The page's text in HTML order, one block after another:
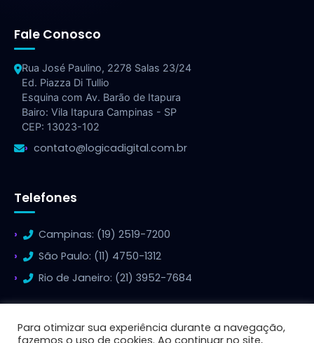
Fale Conosco
Rua José Paulino, 2278 Salas 23/24
Ed. Piazza Di Tullio
Esquina com Av. Barão de Itapura
Bairo: Vila Itapura Campinas - SP
CEP: 13023-102
contato@logicadigital.com.br
Telefones
Campinas: (19) 2519-7200
São Paulo: (11) 4750-1312
Rio de Janeiro: (21) 3952-7684
Para otimizar sua experiência durante a navegação,
fazemos o uso de cookies. Ao continuar no site,